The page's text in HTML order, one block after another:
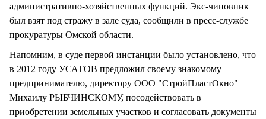
административно-хозяйственных функций. Экс-чиновник
был взят под стражу в зале суда, сообщили в пресс-службе
прокуратуры Омской области.
Напомним, в суде первой инстанции было установлено, что
в 2012 году УСАТОВ предложил своему знакомому
предпринимателю, директору ООО "СтройПластОкно"
Михаилу РЫБЧИНСКОМУ, посодействовать в
приобретении земельных участков и согласовать документы